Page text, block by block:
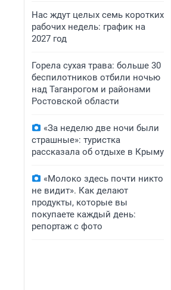
Нас ждут целых семь коротких
рабочих недель: график на
2027 год
Горела сухая трава: больше 30
беспилотников отбили ночью
над Таганрогом и районами
Ростовской области
«За неделю две ночи были
страшные»: туристка
рассказала об отдыхе в Крыму
«Молоко здесь почти никто
не видит». Как делают
продукты, которые вы
покупаете каждый день:
репортаж с фото